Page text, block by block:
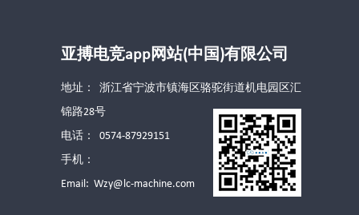
亚搏电竞app网站(中国)有限公司
地址： 浙江省宁波市镇海区骆驼街道机电园区汇
锦路28号
电话： 0574-87929151
手机：
Email: Wzy@lc-machine.com